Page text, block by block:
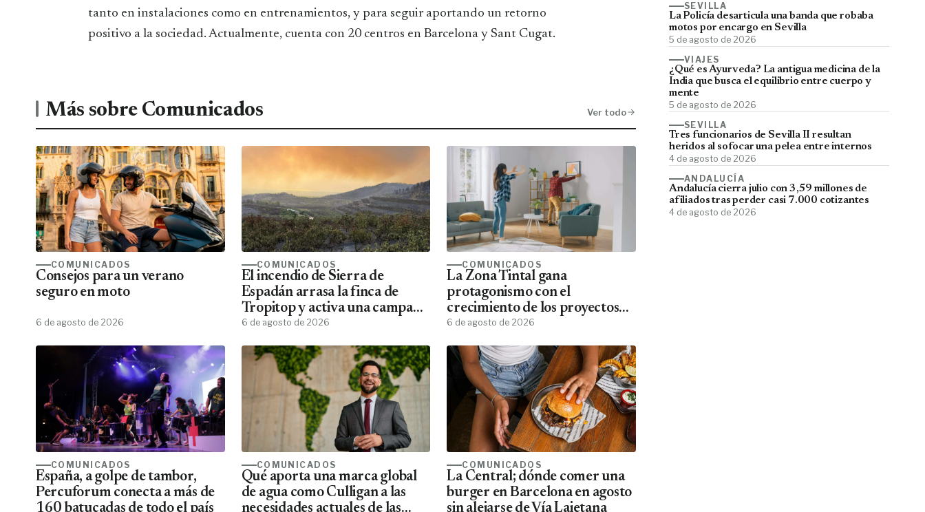
tanto en instalaciones como en entrenamientos, y para seguir aportando un retorno
positivo a la sociedad. Actualmente, cuenta con 20 centros en Barcelona y Sant Cugat.
Más sobre Comunicados Ver todo
COMUNICADOS
Consejos para un verano
seguro en moto
6 de agosto de 2026
COMUNICADOS
El incendio de Sierra de
Espadán arrasa la finca de
Tropitop y activa una campaña
de recuperación
6 de agosto de 2026
COMUNICADOS
La Zona Tintal gana
protagonismo con el
crecimiento de los proyectos
de vivienda
6 de agosto de 2026
COMUNICADOS
España, a golpe de tambor,
Percuforum conecta a más de
160 batucadas de todo el país
COMUNICADOS
Qué aporta una marca global
de agua como Culligan a las
necesidades actuales de las
COMUNICADOS
La Central; dónde comer una
burger en Barcelona en agosto
sin alejarse de Vía Laietana
SEVILLA
La Policía desarticula una banda que robaba
motos por encargo en Sevilla
5 de agosto de 2026
VIAJES
¿Qué es Ayurveda? La antigua medicina de la
India que busca el equilibrio entre cuerpo y
mente
5 de agosto de 2026
SEVILLA
Tres funcionarios de Sevilla II resultan
heridos al sofocar una pelea entre internos
4 de agosto de 2026
ANDALUCÍA
Andalucía cierra julio con 3,59 millones de
afiliados tras perder casi 7.000 cotizantes
4 de agosto de 2026